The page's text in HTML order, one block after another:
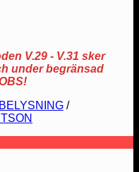
V.29 - V.31 sker
under begränsad
/